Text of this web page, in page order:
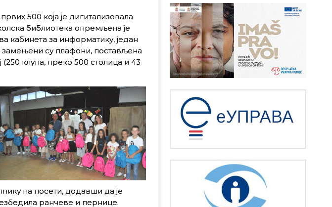
500 која је дигитализовала
библиотека опремљена је
кабинета за информатику, један
замењени су плафони, постављена
клупа, преко 500 столица и 43
на посети, додавши да је
ранчеве и пернице.